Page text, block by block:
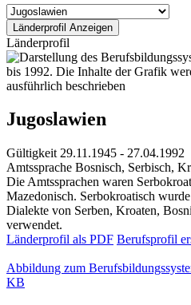
Länderprofil
Jugoslawien
Gültigkeit 29.11.1945 - 27.04.1992
Amtssprache Bosnisch, Serbisch,
Die Amtssprachen waren
Mazedonisch. Serbokroatisch
Dialekte von Serben, Kroaten,
verwendet.
Länderprofil als PDF Berufsprofil
Abbildung zum
KB